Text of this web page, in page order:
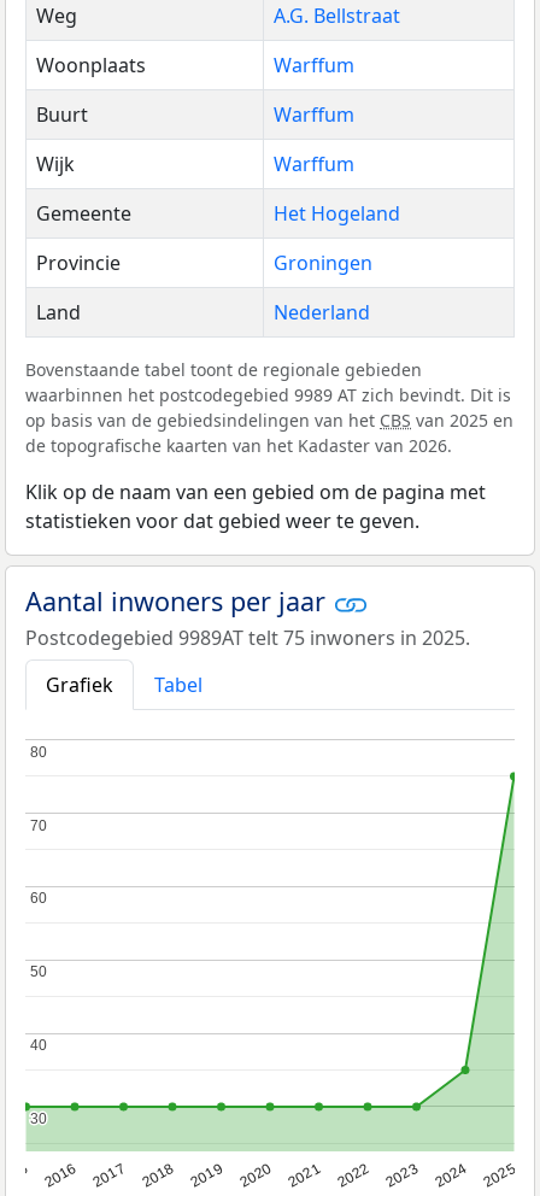
Weg
A.G. Bellstraat
Woonplaats
Warffum
Buurt
Warffum
Wijk
Warffum
Gemeente
Het Hogeland
Provincie
Groningen
Land
Nederland
Bovenstaande tabel toont de regionale gebieden
waarbinnen het postcodegebied 9989 AT zich bevindt. Dit is
op basis van de gebiedsindelingen van het CBS van 2025 en
de topografische kaarten van het Kadaster van 2026.
Klik op de naam van een gebied om de pagina met
statistieken voor dat gebied weer te geven.
Aantal inwoners per jaar
Postcodegebied 9989AT telt 75 inwoners in 2025.
Grafiek
Tabel
2016 2017 2018 2019 2020 2021 2022 2023 2024 2025
30
30
40
40
50
50
60
60
70
70
80
80